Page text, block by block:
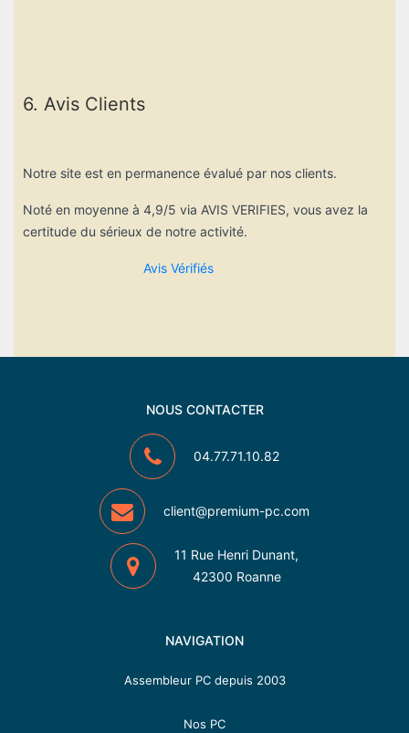
6. Avis Clients
Notre site est en permanence évalué par nos clients.
Noté en moyenne à 4,9/5 via AVIS VERIFIES, vous avez la
certitude du sérieux de notre activité.
Avis Vérifiés
NOUS CONTACTER
04.77.71.10.82
client@premium-pc.com
11 Rue Henri Dunant,
42300 Roanne
NAVIGATION
Assembleur PC depuis 2003
Nos PC